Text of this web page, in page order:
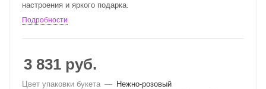
настроения и яркого подарка.
Подробности
3 831 руб.
Цвет упаковки букета — Нежно-розовый